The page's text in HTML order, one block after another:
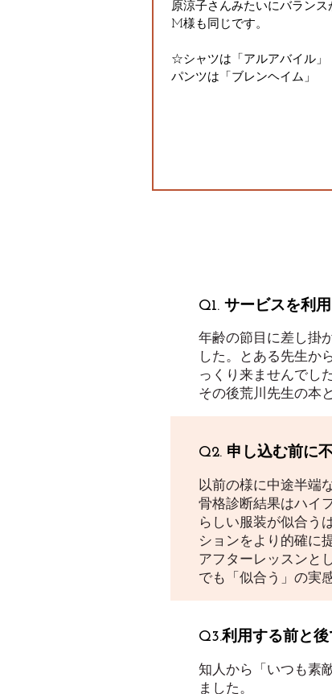
原涼子さんみたいにバランス
M様も同じです。
☆シャツは「アルアバイル」
パンツは「ブレンヘイム」
Q1. サービスを利
年齢の節目に差し掛
した。とある先生か
っくり来ませんでした
その後荒川先生の本
Q2. 申し込む前に
以前の様に中途半端
骨格診断結果はハイ
らしい服装が似合う
ションをより的確に
アフターレッスンと
でも「似合う」の実
Q3.利用する前と
知人から「いつも素
ました。